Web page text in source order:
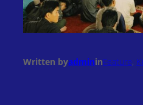
Written byadmininFeature,